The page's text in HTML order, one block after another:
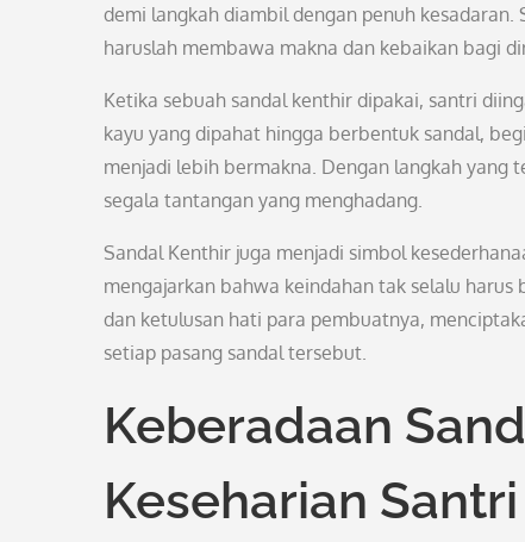
demi langkah diambil dengan penuh
haruslah membawa makna dan kebaikan bagi
Ketika sebuah sandal kenthir dipakai, santri
kayu yang dipahat hingga berbentuk sandal,
menjadi lebih bermakna. Dengan langkah yang
segala tantangan yang menghadang.
Sandal Kenthir juga menjadi simbol
mengajarkan bahwa keindahan tak selalu
dan ketulusan hati para pembuatnya,
setiap pasang sandal tersebut.
Keberadaan
Keseharian Santri